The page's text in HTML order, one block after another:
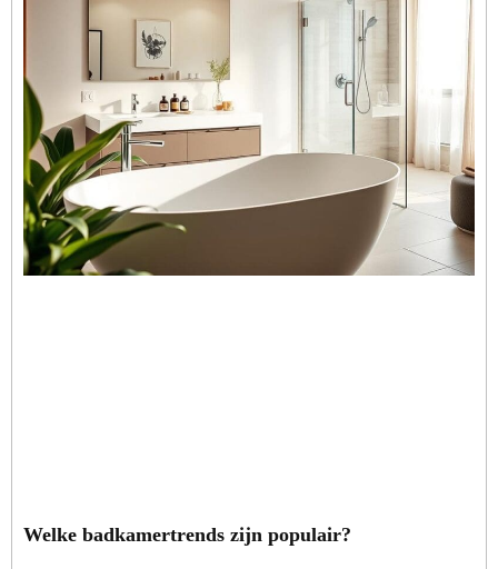
Welke badkamertrends zijn populair?